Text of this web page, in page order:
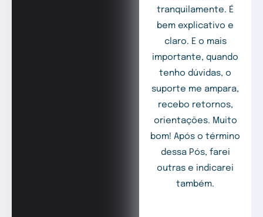
tranquilamente. É
bem explicativo e
claro. E o mais
importante, quando
tenho dúvidas, o
suporte me ampara,
recebo retornos,
orientações. Muito
bom! Após o término
dessa Pós, farei
outras e indicarei
também.